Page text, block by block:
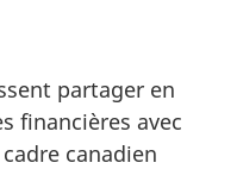
partager en
financières avec
canadien